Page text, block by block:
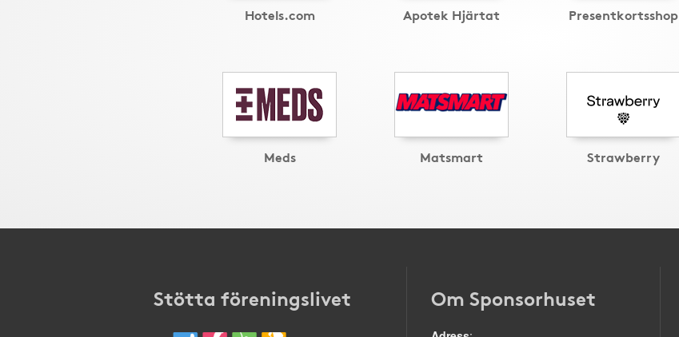
Hotels.com Apotek Hjärtat Presentkortsshop
Meds Matsmart Strawberry
Stötta föreningslivet Om Sponsorhuset